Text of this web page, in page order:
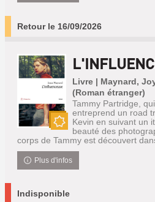
Retour le 16/09/2026
Livre | Maynard,
(Roman étranger)
Tammy Partridge,
entreprend un road
Kevin en suivant un
beauté des
corps de Tammy est découvert
Plus d'infos
Indisponible